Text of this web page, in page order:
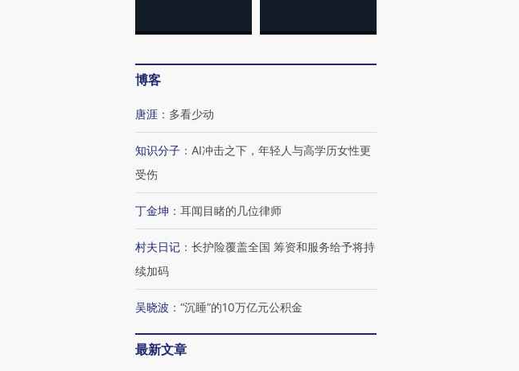
博客
唐涯 ： 多看少动
知识分子 ： AI冲击之下，年轻人与高学历女性更
受伤
丁金坤 ： 耳闻目睹的几位律师
村夫日记 ： 长护险覆盖全国 筹资和服务给予将持
续加码
吴晓波 ： “沉睡”的10万亿元公积金
最新文章